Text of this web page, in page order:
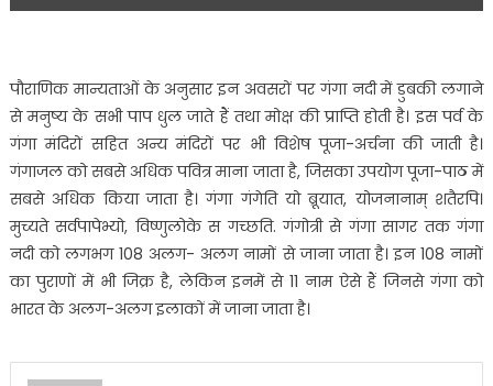
पौराणिक मान्यताओं के अनुसार इन अवसरों पर गंगा नदी में डुबकी लगाने
से मनुष्य के सभी पाप धुल जाते हैं तथा मोक्ष की प्राप्ति होती है। इस पर्व के
गंगा मंदिरों सहित अन्य मंदिरों पर भी विशेष पूजा-अर्चना की जाती है।
गंगाजल को सबसे अधिक पवित्र माना जाता है, जिसका उपयोग पूजा-पाठ में
सबसे अधिक किया जाता है। गंगा गंगेति यो ब्रूयात, योजनानाम् शतैरपि।
मुच्यते सर्वपापेभ्यो, विष्णुलोके स गच्छति. गंगोत्री से गंगा सागर तक गंगा
नदी को लगभग 108 अलग- अलग नामों से जाना जाता है। इन 108 नामों
का पुराणों में भी जिक्र है, लेकिन इनमें से 11 नाम ऐसे हैं जिनसे गंगा को
भारत के अलग-अलग इलाकों में जाना जाता है।